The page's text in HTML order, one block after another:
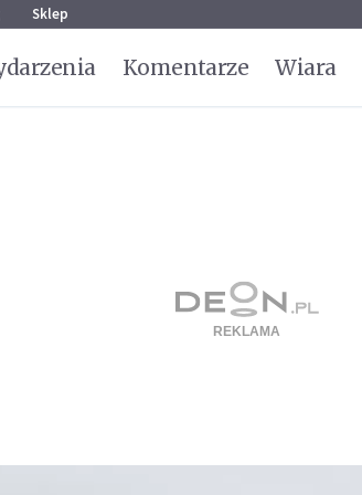
Sklep
Komentarze Wiara